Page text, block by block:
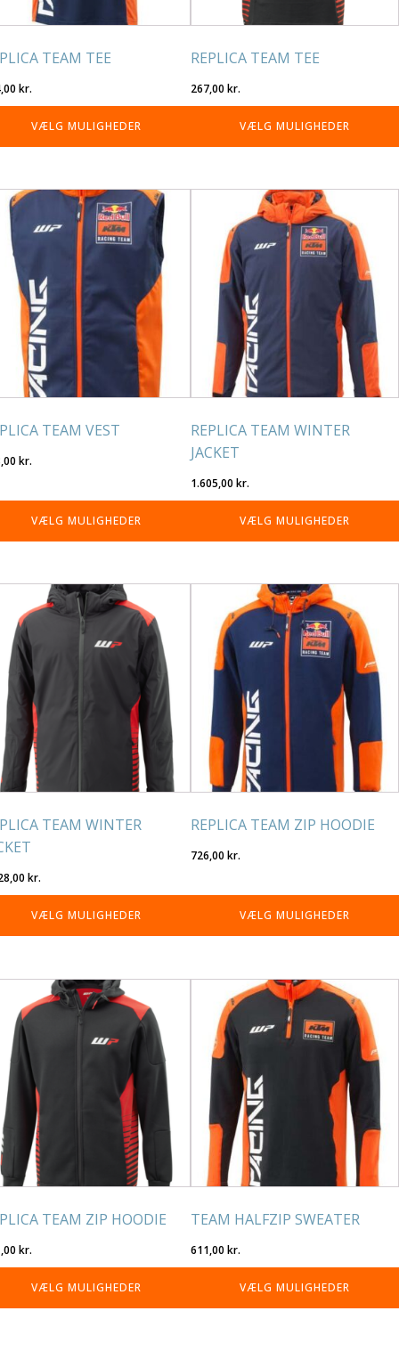
TEAM TEE
kr.
VÆLG MULIGHEDER
REPLICA TEAM TEE
267,00kr.
VÆLG MULIGHEDER
varesiden
TEAM VEST
kr.
VÆLG MULIGHEDER
REPLICA TEAM WINTER
JACKET
1.605,00kr.
VÆLG MULIGHEDER
varianter.
Mulighederne
vælges
varesiden
TEAM WINTER
kr.
VÆLG MULIGHEDER
REPLICA TEAM ZIP HOODIE
726,00kr.
VÆLG MULIGHEDER
flere
varianter.
Mulighederne
kan
vælges
varesiden
TEAM ZIP HOODIE
kr.
VÆLG MULIGHEDER
TEAM HALFZIP SWEATER
611,00kr.
VÆLG MULIGHEDER
flere
varianter.
Mulighederne
kan
vælges
varesiden